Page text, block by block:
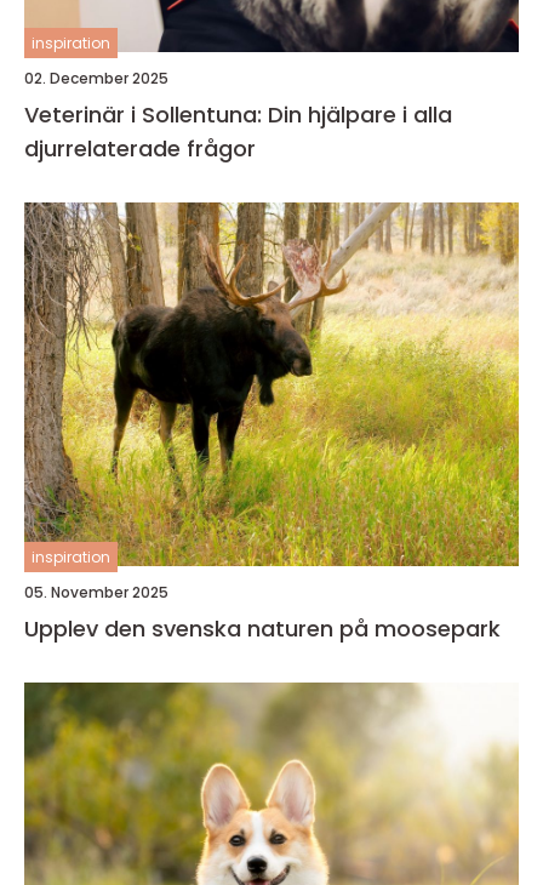
inspiration
02. December 2025
Veterinär i Sollentuna: Din hjälpare i alla
djurrelaterade frågor
inspiration
05. November 2025
Upplev den svenska naturen på moosepark